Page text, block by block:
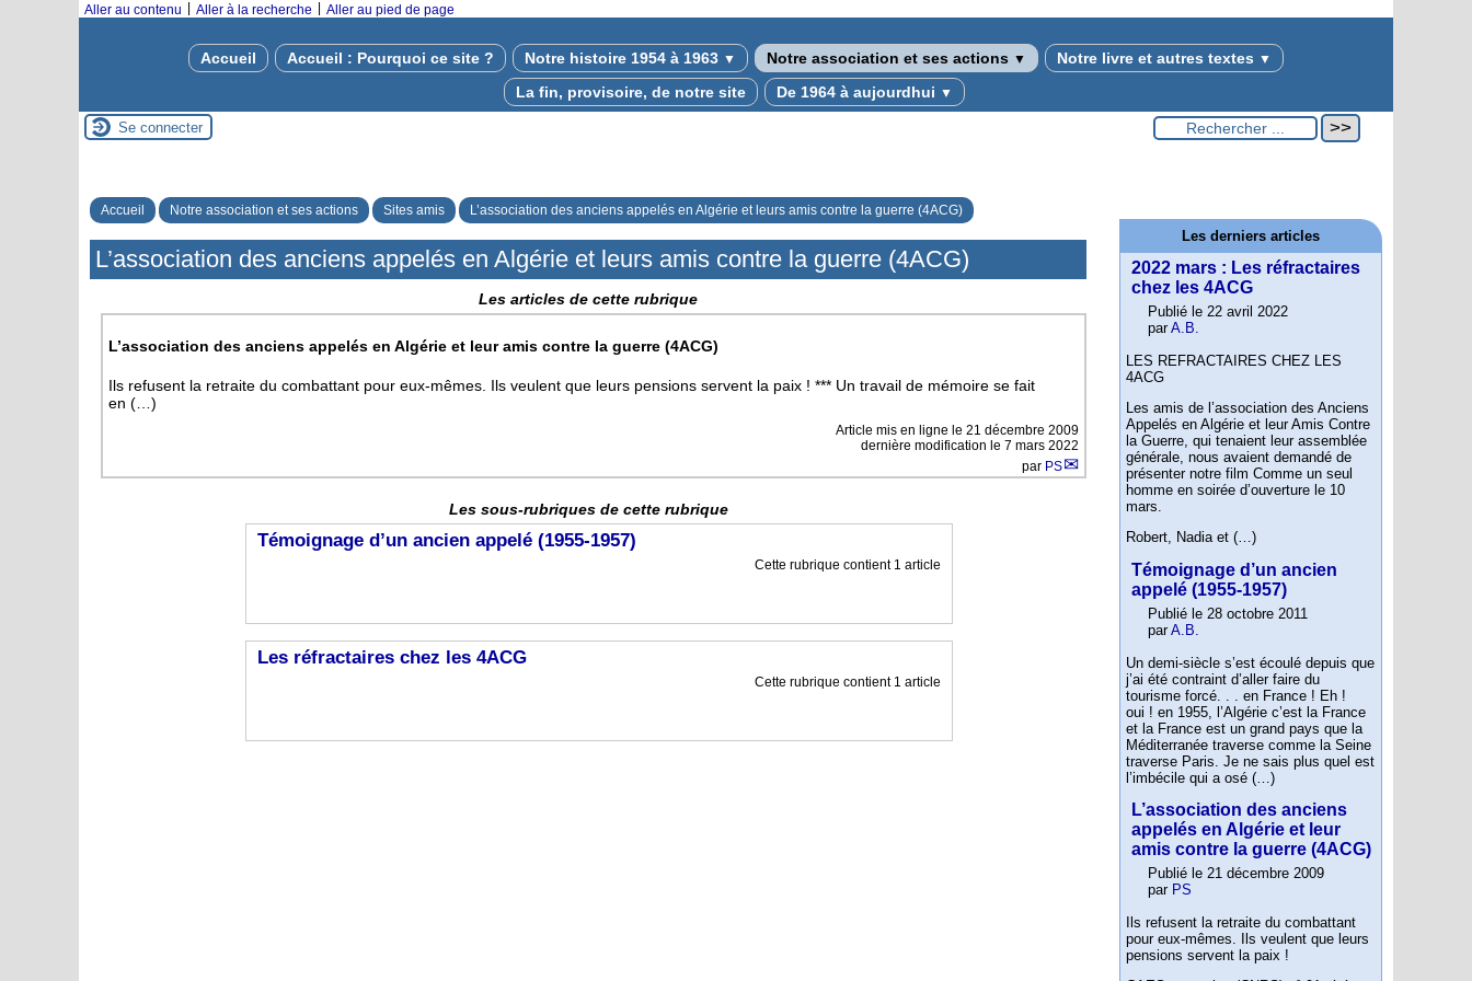
Aller au contenu Aller à la recherche Aller au pied de page
Accueil Accueil : Pourquoi ce site ? Notre histoire 1954 à 1963 ▼ Notre association et ses actions ▼ Notre livre et autres textes ▼
La fin, provisoire, de notre site De 1964 à aujourdhui ▼
Se connecter
Accueil Notre association et ses actions Sites amis L’association des anciens appelés en Algérie et leurs amis contre la guerre (4ACG)
L’association des anciens appelés en Algérie et leurs amis contre la guerre (4ACG)
Les articles de cette rubrique
L’association des anciens appelés en Algérie et leur amis contre la guerre (4ACG)
Ils refusent la retraite du combattant pour eux-mêmes. Ils veulent que leurs pensions servent la paix ! *** Un travail de mémoire se fait
en (…)
Article mis en ligne le 21 décembre 2009
dernière modification le 7 mars 2022
par PS
Les sous-rubriques de cette rubrique
Témoignage d’un ancien appelé (1955-1957)
Cette rubrique contient 1 article
Les réfractaires chez les 4ACG
Cette rubrique contient 1 article
Les derniers articles
2022 mars : Les réfractaires
chez les 4ACG
Publié le 22 avril 2022
parA.B.
LES REFRACTAIRES CHEZ LES
4ACG
Les amis de l’association des Anciens
Appelés en Algérie et leur Amis Contre
la Guerre, qui tenaient leur assemblée
générale, nous avaient demandé de
présenter notre film Comme un seul
homme en soirée d’ouverture le 10
mars.
Robert, Nadia et (…)
Témoignage d’un ancien
appelé (1955-1957)
Publié le 28 octobre 2011
parA.B.
Un demi-siècle s’est écoulé depuis que
j’ai été contraint d’aller faire du
tourisme forcé. . . en France ! Eh !
oui ! en 1955, l’Algérie c’est la France
et la France est un grand pays que la
Méditerranée traverse comme la Seine
traverse Paris. Je ne sais plus quel est
l’imbécile qui a osé (…)
L’association des anciens
appelés en Algérie et leur
amis contre la guerre (4ACG)
Publié le 21 décembre 2009
par PS
Ils refusent la retraite du combattant
pour eux-mêmes. Ils veulent que leurs
pensions servent la paix !